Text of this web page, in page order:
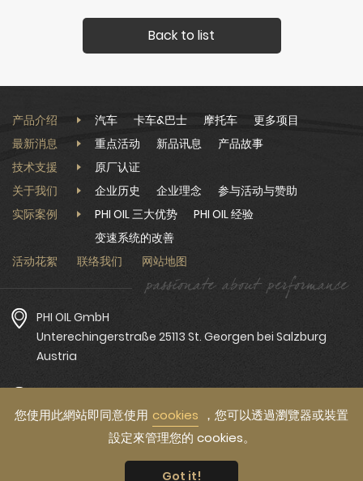
您使用此網站即同意使用 cookies ，您可以透過瀏覽器或裝置
設定來管理您的 cookies。
Got it!
Back to list
产品介绍 汽车 卡车&巴士 摩托车
更多项目
最新消息
重点活动 新品讯息
产品故事
技术支援
原厂认证
关于我们
企业历史 企业理念
参与活动与赞助
实际案例
PHI OIL 三大优势
PHI OIL 经验
变速系统的改善
活动花絮
联络我们 网站地图
PHI OIL GmbH
Unterechingerstraße 25113 St. Georgen bei Salzburg
Austria
Tel：+886-4-2359-0019
Fax：+886-4-2350-1696